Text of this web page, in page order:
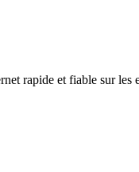
rapide et fiable sur les